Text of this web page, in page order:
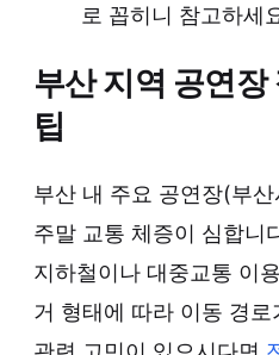
로 꼽히니 참고하세
부산 지역 공연장
팁
부산 내 주요 공연장(부
주말 교통 체증이 심합니
지하철이나 대중교통 이
거 형태에 따라 이동 경